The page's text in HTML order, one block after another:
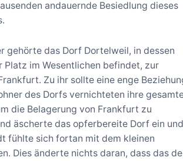
andauernde Besiedlung dieses
gehörte das Dorf Dortelweil, in dessen
Platz im Wesentlichen befindet, zur
Zu ihr sollte eine enge
des Dorfs vernichteten ihre
die Belagerung von Frankfurt zu
äscherte das opferbereite Dorf ein
fühlte sich fortan mit dem kleinen
Dies änderte nichts daran, dass das